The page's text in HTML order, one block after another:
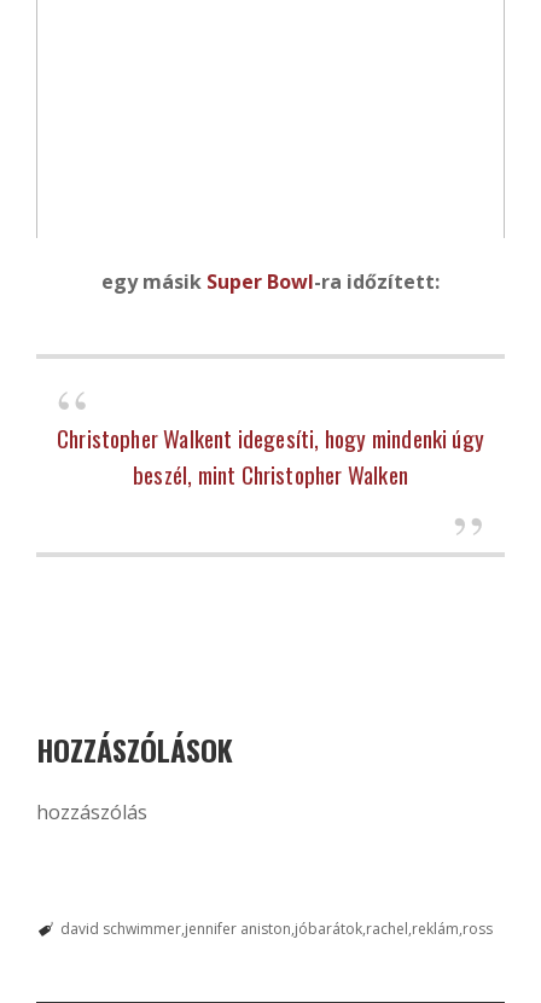
egy másik Super Bowl-ra időzített:
Christopher Walkent idegesíti, hogy mindenki úgy
beszél, mint Christopher Walken
HOZZÁSZÓLÁSOK
hozzászólás
david schwimmer jennifer aniston jóbarátok rachel reklám ross